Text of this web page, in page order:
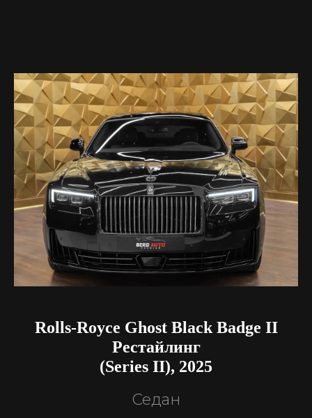
Rolls-Royce Ghost Black Badge II
Рестайлинг
(Series II), 2025
Седан